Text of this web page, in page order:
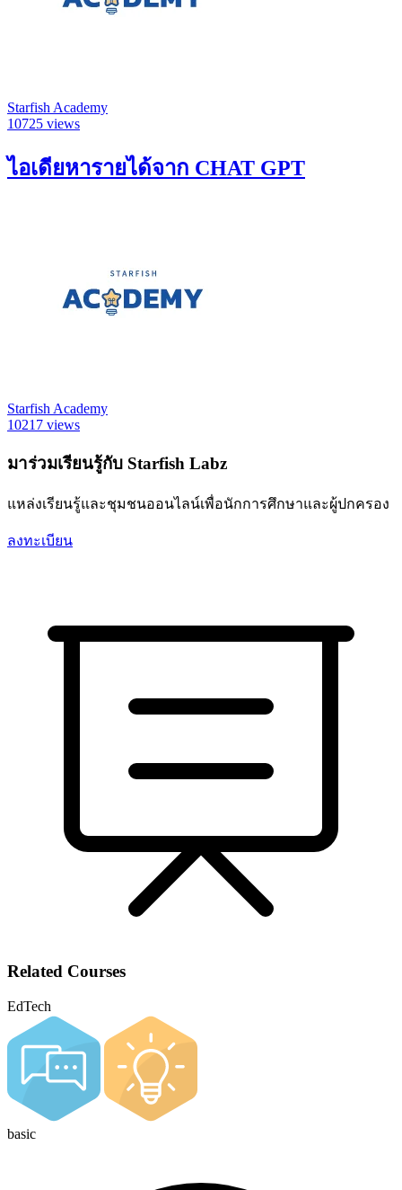
Starfish Academy
10725 views
ไอเดียหารายได้จาก CHAT GPT
Starfish Academy
10217 views
มาร่วมเรียนรู้กับ Starfish Labz
แหล่งเรียนรู้และชุมชนออนไลน์เพื่อนักการศึกษาและผู้ปกครอง
ลงทะเบียน
Related Courses
EdTech
basic